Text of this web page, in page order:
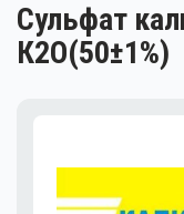
Сульфат
К2O(50±1%)